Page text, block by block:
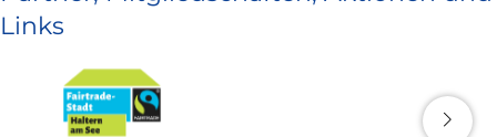
Links